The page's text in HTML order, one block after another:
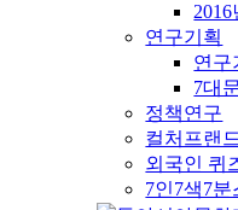
2016
연구기획
연구
7대
정책연구
컬처프랜
외국인 퀴
7인7색7분